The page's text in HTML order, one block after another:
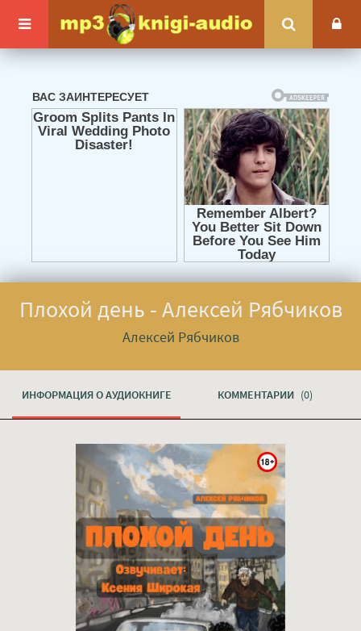
Плохой день - Алексей Рябчиков
Алексей Рябчиков
ИНФОРМАЦИЯ О АУДИОКНИГЕ КОММЕНТАРИИ (0)